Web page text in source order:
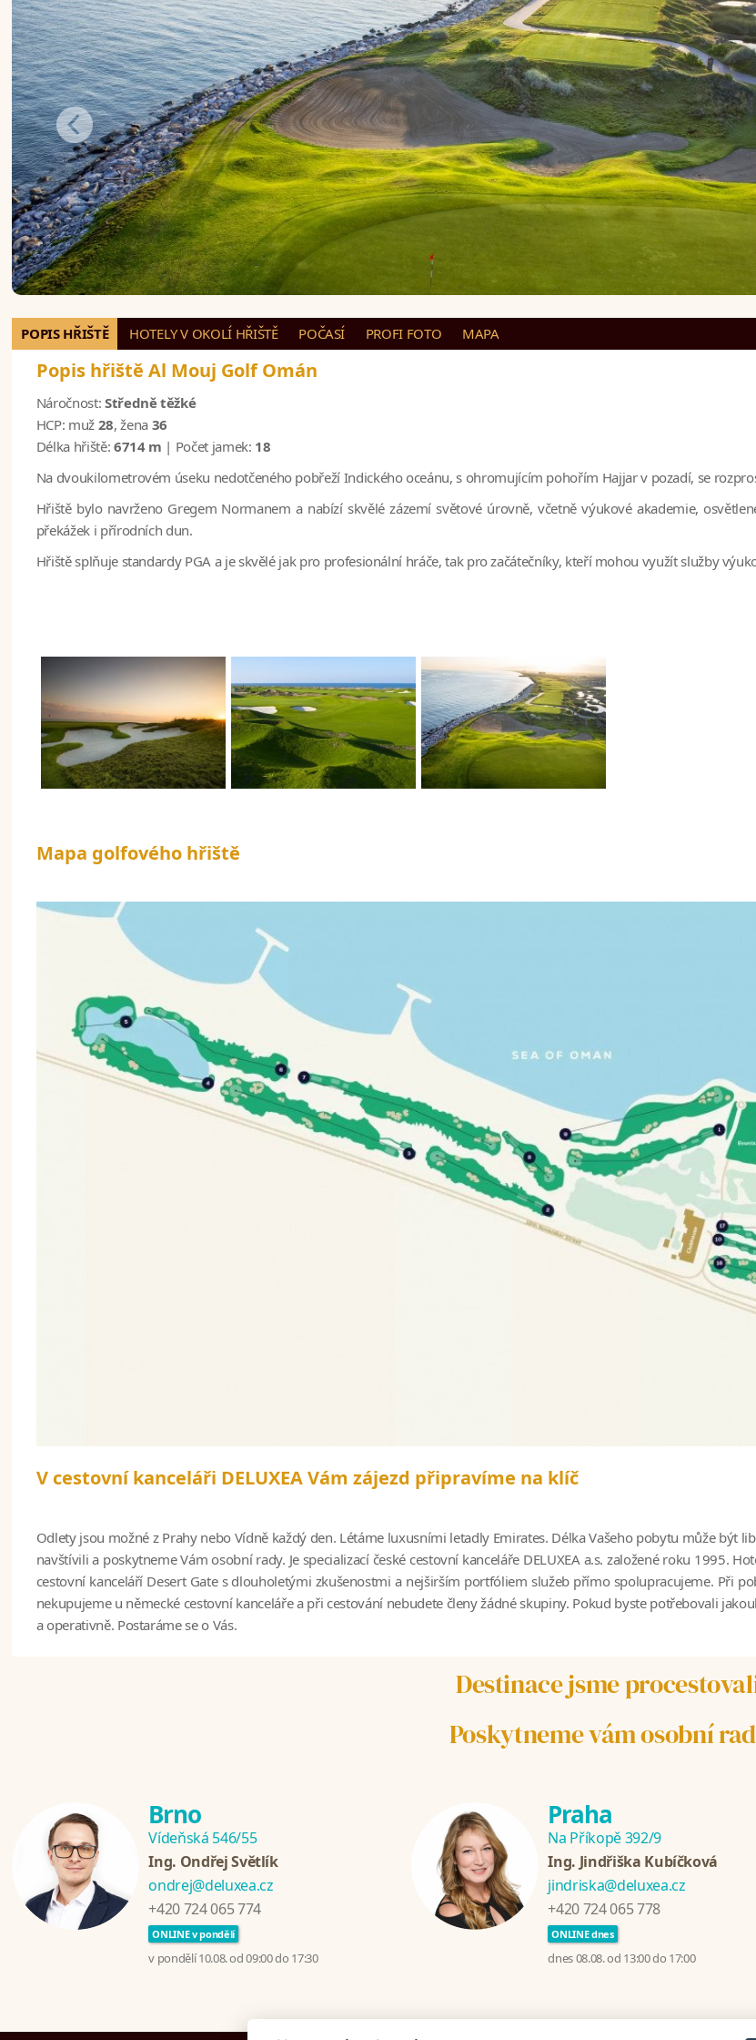
POPIS HŘIŠTĚ HOTELY V OKOLÍ HŘIŠTĚ POČASÍ PROFI FOTO MAPA
Popis hřiště Al Mouj Golf Omán
Náročnost: Středně těžké
HCP: muž 28, žena 36
Délka hřiště: 6714 m | Počet jamek: 18
Na dvoukilometrovém úseku nedotčeného pobřeží Indického oceánu, s ohromujícím pohořím Hajjar v pozadí, se
Hřiště bylo navrženo Gregem Normanem a nabízí skvělé zázemí světové úrovně, včetně výukové akademie,
překážek i přírodních dun.
Hřiště splňuje standardy PGA a je skvělé jak pro profesionální hráče, tak pro začátečníky, kteří mohou využít služby
Mapa golfového hřiště
V cestovní kanceláři DELUXEA Vám zájezd připravíme na klíč
Odlety jsou možné z Prahy nebo Vídně každý den. Létáme luxusními letadly Emirates. Délka Vašeho pobytu může
navštívili a poskytneme Vám osobní rady. Je specializací české cestovní kanceláře DELUXEA a.s. založené roku 1995.
cestovní kanceláří Desert Gate s dlouholetými zkušenostmi a nejširším portfóliem služeb přímo spolupracujeme. Při
nekupujeme u německé cestovní kanceláře a při cestování nebudete členy žádné skupiny. Pokud byste potřebovali
a operativně. Postaráme se o Vás.
Destinace jsme
Poskytneme vám osobní
Brno
Vídeňská 546/55
Ing. Ondřej Světlík
ondrej@deluxea.cz
+420 724 065 774
ONLINE v pondělí
v pondělí 10.08. od 09:00 do 17:30
Praha
Na Příkopě 392/9
Ing. Jindřiška Kubíčková
jindriska@deluxea.cz
+420 724 065 778
ONLINE dnes
dnes 08.08. od 13:00 do 17:00